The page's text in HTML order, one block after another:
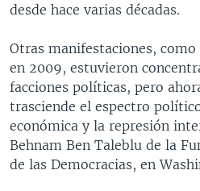
desde hace varias décadas.
Otras manifestaciones,
en 2009, estuvieron
facciones políticas, pero
trasciende el espectro
económica y la represión
Behnam Ben Taleblu de la
de las Democracias, en